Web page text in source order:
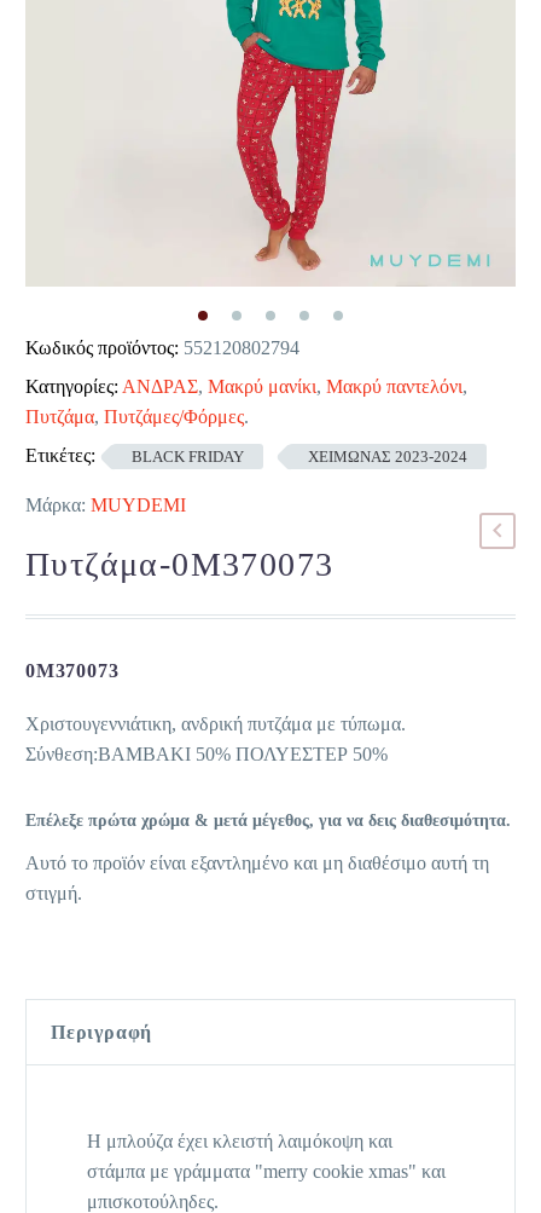
Κωδικός προϊόντος: 552120802794
Κατηγορίες: ΑΝΔΡΑΣ, Μακρύ μανίκι, Μακρύ παντελόνι,
Πυτζάμα, Πυτζάμες/Φόρμες.
Ετικέτες:
BLACK FRIDAY ΧΕΙΜΩΝΑΣ 2023-2024
Μάρκα: MUYDEMI
Πυτζάμα-0M370073
0M370073
Χριστουγεννιάτικη, ανδρική πυτζάμα με τύπωμα.
Σύνθεση:ΒΑΜΒΑΚΙ 50% ΠΟΛΥΕΣΤΕΡ 50%
Επέλεξε πρώτα χρώμα & μετά μέγεθος, για να δεις διαθεσιμότητα.
Αυτό το προϊόν είναι εξαντλημένο και μη διαθέσιμο αυτή τη
στιγμή.
Περιγραφή
Η μπλούζα έχει κλειστή λαιμόκοψη και
στάμπα με γράμματα "merry cookie xmas" και
μπισκοτούληδες.